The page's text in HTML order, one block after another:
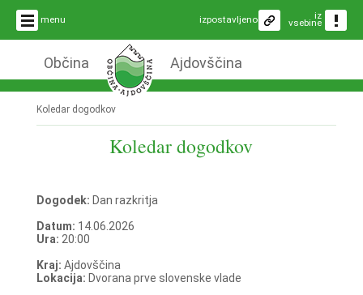
menu iz
vsebine
izpostavljeno
Občina Ajdovščina
Koledar dogodkov
Koledar dogodkov
Dogodek: Dan razkritja
Datum: 14.06.2026
Ura: 20:00
Kraj: Ajdovščina
Lokacija: Dvorana prve slovenske vlade